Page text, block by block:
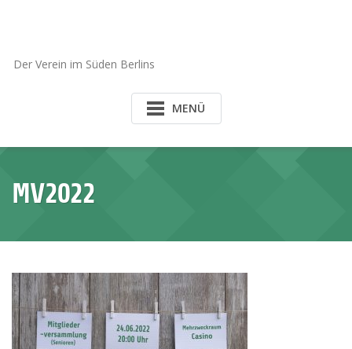
Der Verein im Süden Berlins
MENÜ
MV2022